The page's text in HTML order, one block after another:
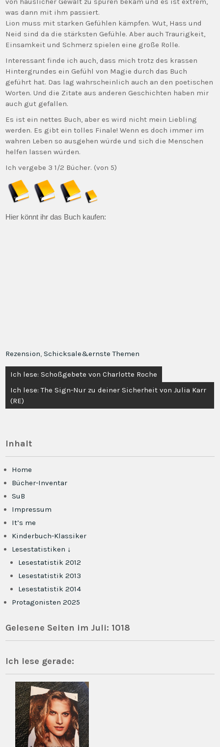
was dann mit ihm passiert.
Lion muss mit starken Gefühlen kämpfen. Wut, Hass und
Neid sind da die stärksten Gefühle. Aber auch Traurigkeit,
Einsamkeit und Schmerz spielen eine große Rolle.
Interessant finde ich auch, dass mich trotz des krassen
Hintergrundes ein Gefühl von Magie durch das Buch
geführt hat. Das lag wahrscheinlich auch an den poetischen
Worten. Und die Zitate aus anderen Geschichten haben mir
auch gut gefallen.
Es ist ein nettes Buch, aber es wird nicht mein Liebling
werden. Es gibt ein tolles Finale! Wenn es doch immer im
wahren Leben so ausgehen würde und sich die Menschen
helfen lassen würden.
Ich vergebe 3 1/2 Bücher. (von 5)
Hier könnt ihr das Buch kaufen:
Rezension,Schicksale&ernste Themen
Beitragsnavigation
Ich lese: Schoßgebete von Charlotte Roche
Ich lese: The Sign-Nur zu deiner Sicherheit von Julia Karr
(RE)
Inhalt
Home
Bücher-Inventar
SuB
Impressum
It’s me
Kinderbuch-Klassiker
Lesestatistiken ↓
Lesestatistik 2012
Lesestatistik 2013
Lesestatistik 2014
Protagonisten 2025
Gelesene Seiten im Juli: 1018
Ich lese gerade: